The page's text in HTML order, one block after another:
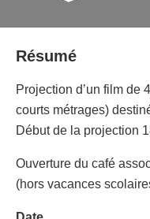
Résumé
Projection d’un film de
courts métrages)
Début de la projection
Ouverture du café
(hors vacances